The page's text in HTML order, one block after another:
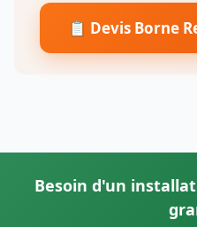
📋 Devis Borne
Besoin d'un